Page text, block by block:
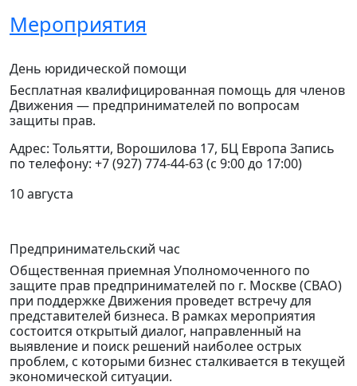
Мероприятия
День юридической помощи
Бесплатная квалифицированная помощь для членов
Движения — предпринимателей по вопросам
защиты прав.
Адрес: Тольятти, Ворошилова 17, БЦ Европа Запись
по телефону: +7 (927) 774-44-63 (с 9:00 до 17:00)
10 августа
Предпринимательский час
Общественная приемная Уполномоченного по
защите прав предпринимателей по г. Москве (СВАО)
при поддержке Движения проведет встречу для
представителей бизнеса. В рамках мероприятия
состоится открытый диалог, направленный на
выявление и поиск решений наиболее острых
проблем, с которыми бизнес сталкивается в текущей
экономической ситуации.